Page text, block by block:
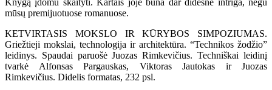
mūsų premijuotuose romanuose.
KETVIRTASIS MOKSLO IR KŪRYBOS SIMPOZIUMAS.
Griežtieji mokslai, technologija ir architektūra. “Technikos žodžio”
leidinys. Spaudai paruošė Juozas Rimkevičius. Techniškai leidinį
tvarkė Alfonsas Pargauskas, Viktoras Jautokas ir Juozas
Rimkevičius. Didelis formatas, 232 psl.